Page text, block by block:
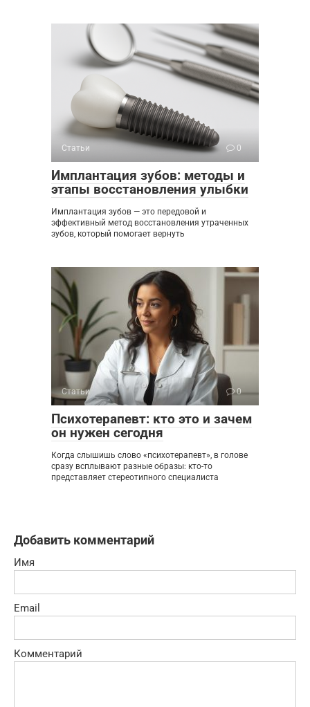
Статьи 0
Имплантация зубов: методы и
этапы восстановления улыбки
Имплантация зубов — это передовой и
эффективный метод восстановления утраченных
зубов, который помогает вернуть
Статьи 0
Психотерапевт: кто это и зачем
он нужен сегодня
Когда слышишь слово «психотерапевт», в голове
сразу всплывают разные образы: кто-то
представляет стереотипного специалиста
Добавить комментарий
Имя
Email
Комментарий